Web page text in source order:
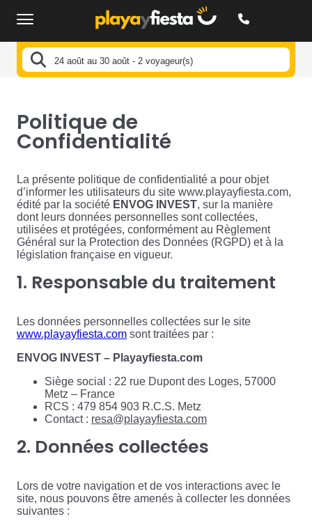
24 août au 30 août - 2 voyageur(s)
Politique de
Confidentialité
La présente politique de confidentialité a pour objet
d’informer les utilisateurs du site www.playayfiesta.com,
édité par la société ENVOG INVEST, sur la manière
dont leurs données personnelles sont collectées,
utilisées et protégées, conformément au Règlement
Général sur la Protection des Données (RGPD) et à la
législation française en vigueur.
1. Responsable du traitement
Les données personnelles collectées sur le site
www.playayfiesta.com sont traitées par :
ENVOG INVEST – Playayfiesta.com
Siège social : 22 rue Dupont des Loges, 57000
Metz – France
RCS : 479 854 903 R.C.S. Metz
Contact : resa@playayfiesta.com
2. Données collectées
Lors de votre navigation et de vos interactions avec le
site, nous pouvons être amenés à collecter les données
suivantes :